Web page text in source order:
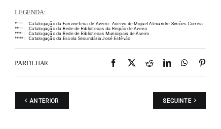
LEGENDA:
** * * :
Catalogação da Fanzineteca de Aveiro - Acervo de Miguel Alexandre Simões Correia
** * * :
Catalogação da Rede de Bibliotecas da Região de Aveiro
**** :
Catalogação da Rede de Bibliotecas Municipais de Aveiro
**** : Catalogação da Escola Secundária José Estêvão
PARTILHAR Facebook
X RedditLinkedIn
ANTERIOR SEGUINTE